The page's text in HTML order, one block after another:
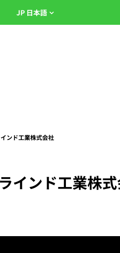
JP 日本語
ンド工業株式会社
インド工業株